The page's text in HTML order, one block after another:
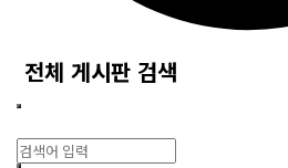
전체 게시판 검색